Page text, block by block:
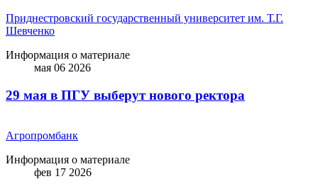
Приднестровский государственный университет им. Т.Г.
Шевченко
Информация о материале
мая 06 2026
29 мая в ПГУ выберут нового ректора
Агропромбанк
Информация о материале
фев 17 2026